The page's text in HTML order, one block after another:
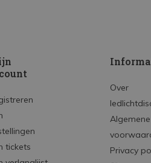
tickets
Over
Algemene
Privacy